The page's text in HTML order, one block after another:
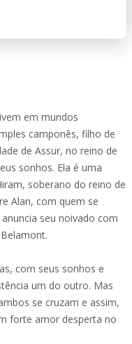
em mundos
camponês, filho de
de Assur, no reino de
sonhos. Ela é uma
soberano do reino de
Alan, com quem se
seu noivado com
com seus sonhos e
um do outro. Mas
se cruzam e assim,
forte amor desperta no